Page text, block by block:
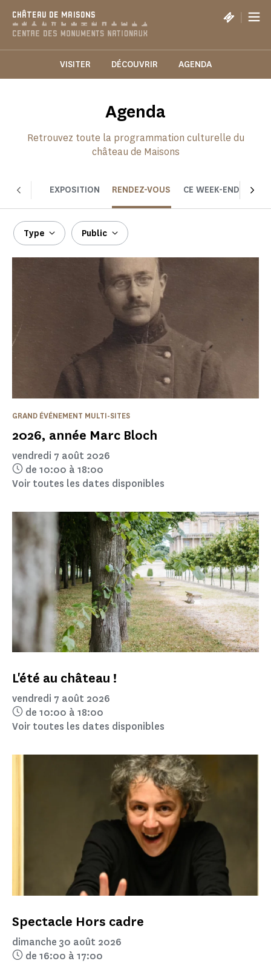
CHÂTEAU DE MAISONS |
VISITER DÉCOUVRIR AGENDA
Agenda
Retrouvez toute la programmation culturelle du
château de Maisons
EXPOSITION RENDEZ-VOUS CE WEEK-END
Type Public
2026, année Marc Bloch
GRAND ÉVÉNEMENT MULTI-SITES
vendredi 7 août 2026
de 10:00 à 18:00
Voir toutes les dates disponibles
L'été au château !
vendredi 7 août 2026
de 10:00 à 18:00
Voir toutes les dates disponibles
Spectacle Hors cadre
dimanche 30 août 2026
de 16:00 à 17:00